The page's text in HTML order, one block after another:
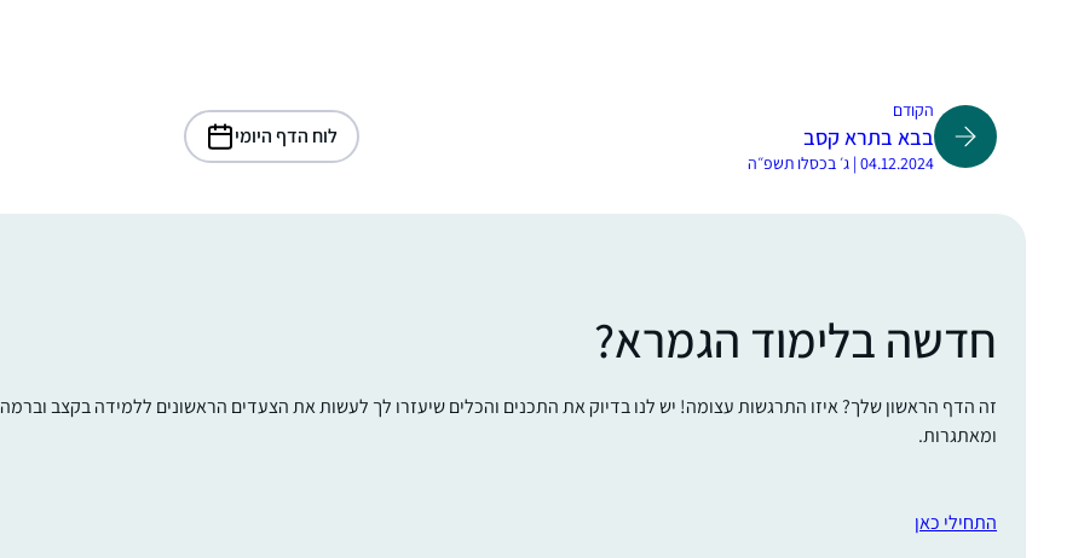
הקודם
בבא בתרא קסב
04.12.2024 | ג׳ בכסלו תשפ״ה
לוח הדף היומי
חדשה בלימוד הגמרא?
זה הדף הראשון שלך? איזו התרגשות עצומה! יש לנו בדיוק את התכנים והכלים שיעזרו לך לעשות את הצעדים הראשונים ללמידה בקצב
ומאתגרות.
התחילי כאן
התחלתי ללמוד דף יומי אחרי שחזרתי בתשובה